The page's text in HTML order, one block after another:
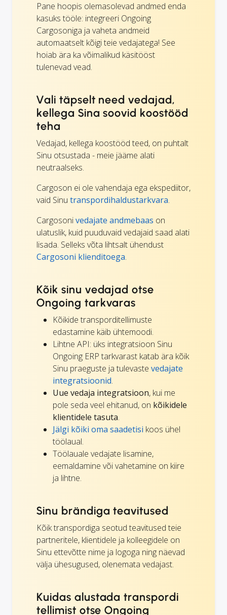
Pane hoopis olemasolevad andmed enda
kasuks tööle: integreeri Ongoing
Cargosoniga ja vaheta andmeid
automaatselt kõigi teie vedajatega! See
hoiab ära ka võimalikud käsitööst
tulenevad vead.
Vali täpselt need vedajad,
kellega Sina soovid koostööd
teha
Vedajad, kellega koostööd teed, on puhtalt
Sinu otsustada - meie jääme alati
neutraalseks.
Cargoson ei ole vahendaja ega ekspediitor,
vaid Sinu transpordihaldustarkvara.
Cargosonivedajate andmebaas on
ulatuslik, kuid puuduvaid vedajaid saad alati
lisada. Selleks võta lihtsalt ühendust
Cargosoni klienditoega.
Kõik sinu vedajad otse
Ongoing tarkvaras
Kõikide transporditellimuste
edastamine käib ühtemoodi.
Lihtne API: üks integratsioon Sinu
Ongoing ERP tarkvarast katab ära kõik
Sinu praeguste ja tulevaste vedajate
integratsioonid.
Uue vedaja integratsioon, kui me
pole seda veel ehitanud, on kõikidele
klientidele tasuta.
Jälgi kõiki oma saadetisi koos ühel
töölaual.
Töölauale vedajate lisamine,
eemaldamine või vahetamine on kiire
ja lihtne.
Sinu brändiga teavitused
Kõik transpordiga seotud teavitused teie
partneritele, klientidele ja kolleegidele on
Sinu ettevõtte nime ja logoga ning näevad
välja ühesugused, olenemata vedajast.
Kuidas alustada transpordi
tellimist otse Ongoing